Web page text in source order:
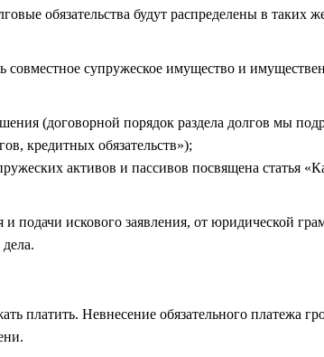
обязательства будут распределены в таких
совместное супружеское имущество и
(договорной порядок раздела долгов мы
кредитных обязательств»);
активов и пассивов посвящена статья
подачи искового заявления, от юридической
платить. Невнесение обязательного платежа